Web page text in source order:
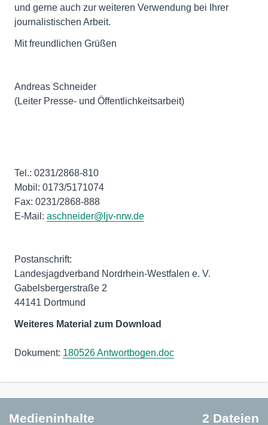
und gerne auch zur weiteren Verwendung bei Ihrer
journalistischen Arbeit.
Mit freundlichen Grüßen
Andreas Schneider
(Leiter Presse- und Öffentlichkeitsarbeit)
Tel.: 0231/2868-810
Mobil: 0173/5171074
Fax: 0231/2868-888
E-Mail: aschneider@ljv-nrw.de
Postanschrift:
Landesjagdverband Nordrhein-Westfalen e. V.
Gabelsbergerstraße 2
44141 Dortmund
Weiteres Material zum Download
Dokument: 180526 Antwortbogen.doc
Medieninhalte 2 Dateien